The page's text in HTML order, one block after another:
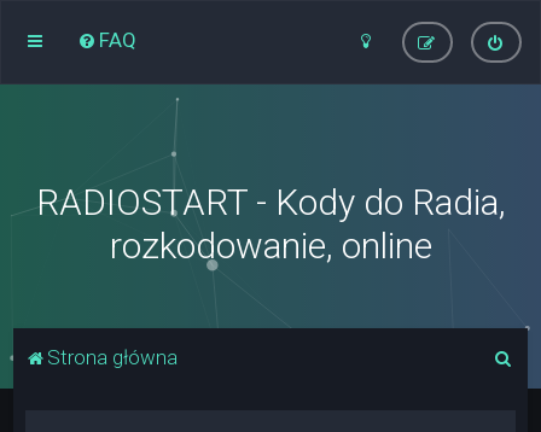
FAQ
RADIOSTART - Kody do Radia,
rozkodowanie, online
Strona główna